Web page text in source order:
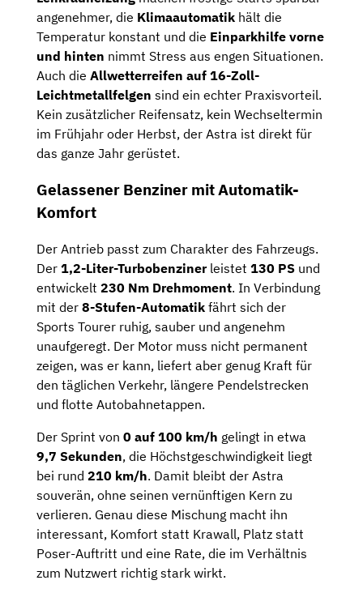
angenehmer, die Klimaautomatik hält die
Temperatur konstant und die Einparkhilfe vorne
und hinten nimmt Stress aus engen Situationen.
Auch die Allwetterreifen auf 16-Zoll-
Leichtmetallfelgen sind ein echter Praxisvorteil.
Kein zusätzlicher Reifensatz, kein Wechseltermin
im Frühjahr oder Herbst, der Astra ist direkt für
das ganze Jahr gerüstet.
Gelassener Benziner mit Automatik-
Komfort
Der Antrieb passt zum Charakter des Fahrzeugs.
Der 1,2-Liter-Turbobenzinerleistet 130 PS und
entwickelt 230 Nm Drehmoment. In Verbindung
mit der 8-Stufen-Automatik fährt sich der
Sports Tourer ruhig, sauber und angenehm
unaufgeregt. Der Motor muss nicht permanent
zeigen, was er kann, liefert aber genug Kraft für
den täglichen Verkehr, längere Pendelstrecken
und flotte Autobahnetappen.
Der Sprint von 0 auf 100 km/h gelingt in etwa
9,7 Sekunden, die Höchstgeschwindigkeit liegt
bei rund 210 km/h. Damit bleibt der Astra
souverän, ohne seinen vernünftigen Kern zu
verlieren. Genau diese Mischung macht ihn
interessant, Komfort statt Krawall, Platz statt
Poser-Auftritt und eine Rate, die im Verhältnis
zum Nutzwert richtig stark wirkt.